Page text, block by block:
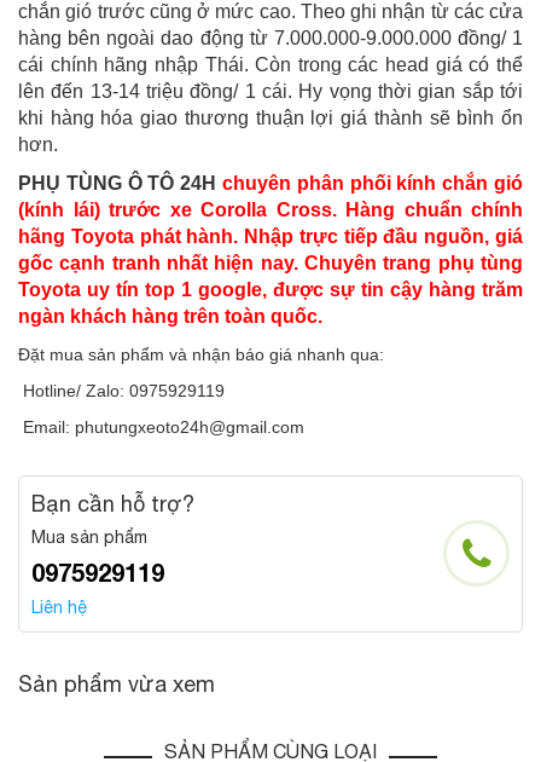
chắn gió trước cũng ở mức cao. Theo ghi nhận từ các cửa
hàng bên ngoài dao động từ 7.000.000-9.000.000 đồng/ 1
cái chính hãng nhập Thái. Còn trong các head giá có thể
lên đến 13-14 triệu đồng/ 1 cái. Hy vọng thời gian sắp tới
khi hàng hóa giao thương thuận lợi giá thành sẽ bình ổn
hơn.
PHỤ TÙNG Ô TÔ 24H chuyên phân phối kính chắn gió
(kính lái) trước xe Corolla Cross. Hàng chuẩn chính
hãng Toyota phát hành. Nhập trực tiếp đầu nguồn, giá
gốc cạnh tranh nhất hiện nay. Chuyên trang phụ tùng
Toyota uy tín top 1 google, được sự tin cậy hàng trăm
ngàn khách hàng trên toàn quốc.
Đặt mua sản phẩm và nhận báo giá nhanh qua:
Hotline/ Zalo: 0975929119
Email: phutungxeoto24h@gmail.com
Bạn cần hỗ trợ?
Mua sản phẩm
0975929119
Liên hệ
Sản phẩm vừa xem
SẢN PHẨM CÙNG LOẠI